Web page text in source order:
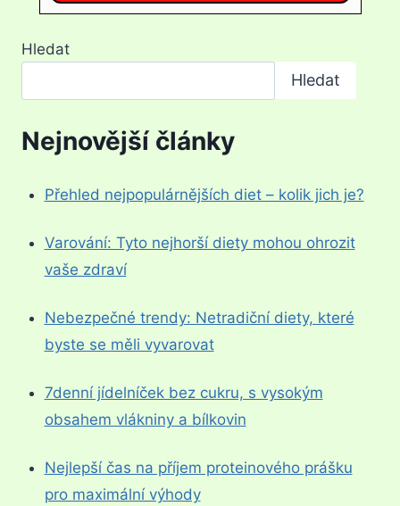
Hledat
Hledat
Nejnovější články
Přehled nejpopulárnějších diet – kolik jich je?
Varování: Tyto nejhorší diety mohou ohrozit
vaše zdraví
Nebezpečné trendy: Netradiční diety, které
byste se měli vyvarovat
7denní jídelníček bez cukru, s vysokým
obsahem vlákniny a bílkovin
Nejlepší čas na příjem proteinového prášku
pro maximální výhody